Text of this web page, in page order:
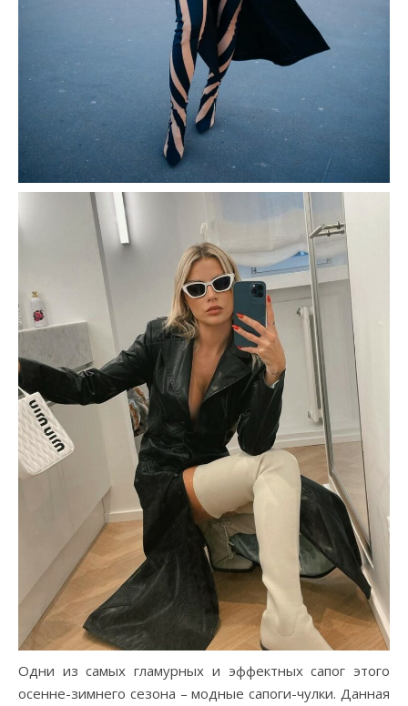
Одни из самых гламурных и эффектных сапог этого
осенне-зимнего сезона – модные сапоги-чулки. Данная